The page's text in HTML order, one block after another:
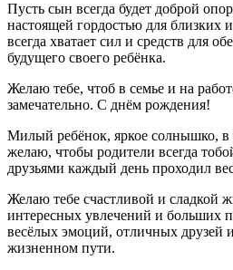
Пусть сын всегда будет доброй
настоящей гордостью для близких
всегда хватает сил и средств для
будущего своего ребёнка.
Желаю тебе, чтоб в семье и на
замечательно. С днём рождения!
Милый ребёнок, яркое солнышко, в
желаю, чтобы родители всегда
друзьями каждый день проходил
Желаю тебе счастливой и сладкой
интересных увлечений и больших
весёлых эмоций, отличных друзей
жизненном пути.